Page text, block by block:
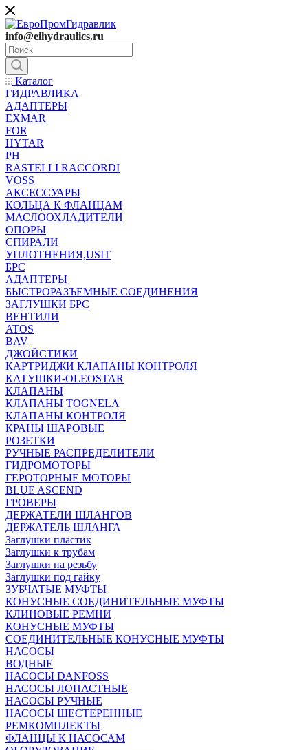
info@eihydraulics.ru
Каталог
ГИДРАВЛИКА
АДАПТЕРЫ
EXMAR
FOR
HYTAR
PH
RASTELLI RACCORDI
VOSS
АКСЕССУАРЫ
КОЛЬЦА К ФЛАНЦАМ
МАСЛООХЛАДИТЕЛИ
ОПОРЫ
СПИРАЛИ
УПЛОТНЕНИЯ,USIT
БРС
АДАПТЕРЫ
БЫСТРОРАЗЪЕМНЫЕ СОЕДИНЕНИЯ
ЗАГЛУШКИ БРС
ВЕНТИЛИ
ATOS
BAV
ДЖОЙСТИКИ
КАРТРИДЖИ КЛАПАНЫ КОНТРОЛЯ
КАТУШКИ-OLEOSTAR
КЛАПАНЫ
КЛАПАНЫ TOGNELA
КЛАПАНЫ КОНТРОЛЯ
КРАНЫ ШАРОВЫЕ
РОЗЕТКИ
РУЧНЫЕ РАСПРЕДЕЛИТЕЛИ
ГИДРОМОТОРЫ
ГЕРОТОРНЫЕ МОТОРЫ
BLUE ASCEND
ГРОВЕРЫ
ДЕРЖАТЕЛИ ШЛАНГОВ
ДЕРЖАТЕЛЬ ШЛАНГА
Заглушки пластик
Заглушки к трубам
Заглушки на резьбу
Заглушки под гайку
ЗУБЧАТЫЕ МУФТЫ
КОНУСНЫЕ СОЕДИНИТЕЛЬНЫЕ МУФТЫ
КЛИНОВЫЕ РЕМНИ
КОНУСНЫЕ МУФТЫ
СОЕДИНИТЕЛЬНЫЕ КОНУСНЫЕ МУФТЫ
НАСОСЫ
ВОДНЫЕ
НАСОСЫ DANFOSS
НАСОСЫ ЛОПАСТНЫЕ
НАСОСЫ РУЧНЫЕ
НАСОСЫ ШЕСТЕРЕННЫЕ
РЕМКОМПЛЕКТЫ
ФЛАНЦЫ К НАСОСАМ